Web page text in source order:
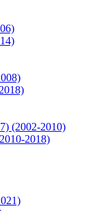
(2002-2010)
2018)